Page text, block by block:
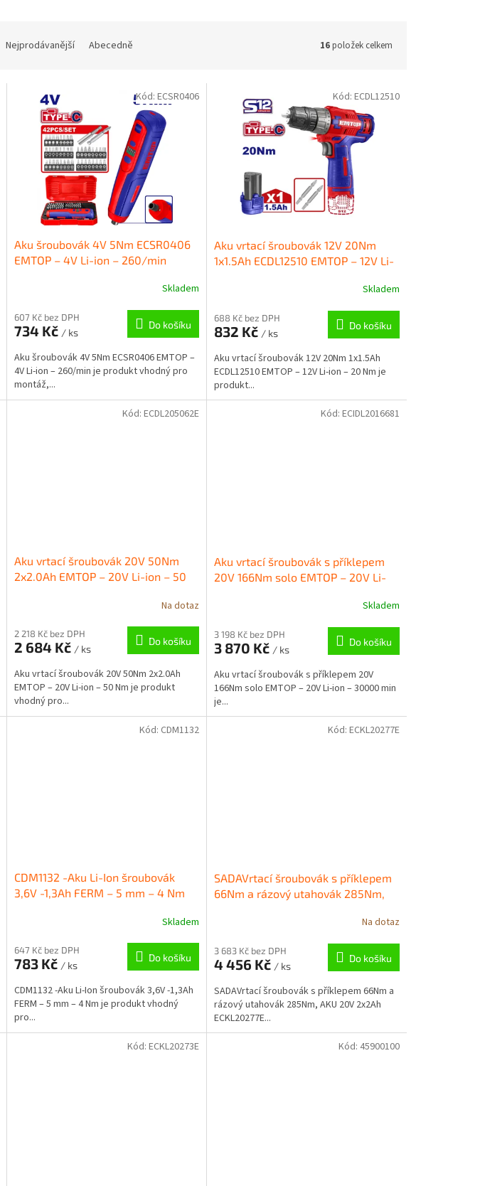
Nejprodávanější Abecedně 16položek celkem
Aku šroubovák 4V 5Nm ECSR0406
EMTOP – 4V Li-ion – 260/min
Skladem
607 Kč bez DPH
734 Kč / ks
Do košíku
Aku šroubovák 4V 5Nm ECSR0406 EMTOP –
4V Li-ion – 260/min je produkt vhodný pro
montáž,...
Kód: ECSR0406
Aku vrtací šroubovák 12V 20Nm
1x1.5Ah ECDL12510 EMTOP – 12V Li-
Skladem
688 Kč bez DPH
832 Kč / ks
Do košíku
Aku vrtací šroubovák 12V 20Nm 1x1.5Ah
ECDL12510 EMTOP – 12V Li-ion – 20 Nm je
produkt...
Kód: ECDL12510
Aku vrtací šroubovák 20V 50Nm
2x2.0Ah EMTOP – 20V Li-ion – 50
Na dotaz
2 218 Kč bez DPH
2 684 Kč / ks
Do košíku
Aku vrtací šroubovák 20V 50Nm 2x2.0Ah
EMTOP – 20V Li-ion – 50 Nm je produkt
vhodný pro...
Kód: ECDL205062E
Aku vrtací šroubovák s příklepem
20V 166Nm solo EMTOP – 20V Li-
Skladem
3 198 Kč bez DPH
3 870 Kč / ks
Do košíku
Aku vrtací šroubovák s příklepem 20V
166Nm solo EMTOP – 20V Li-ion – 30000 min
je...
Kód: ECIDL2016681
CDM1132 -Aku Li-Ion šroubovák
3,6V -1,3Ah FERM – 5 mm – 4 Nm
Skladem
647 Kč bez DPH
783 Kč / ks
Do košíku
CDM1132 -Aku Li-Ion šroubovák 3,6V -1,3Ah
FERM – 5 mm – 4 Nm je produkt vhodný
pro...
Kód: CDM1132
SADAVrtací šroubovák s příklepem
66Nm a rázový utahovák 285Nm,
Na dotaz
3 683 Kč bez DPH
4 456 Kč / ks
Do košíku
SADAVrtací šroubovák s příklepem 66Nm a
rázový utahovák 285Nm, AKU 20V 2x2Ah
ECKL20277E...
Kód: ECKL20277E
Kód: ECKL20273E Kód: 45900100